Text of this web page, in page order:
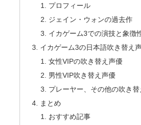
プロフィール
ジェイン・ウォンの過去作
イカゲーム3での演技と象徴
イカゲーム3の日本語吹き替え
女性VIPの吹き替え声優
男性VIP吹き替え声優
プレーヤー、その他の吹き
まとめ
おすすめ記事